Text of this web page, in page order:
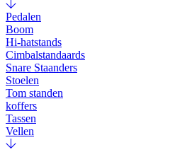
Pedalen
Boom
Hi-hatstands
Cimbalstandaards
Snare Staanders
Stoelen
Tom standen
koffers
Tassen
Vellen